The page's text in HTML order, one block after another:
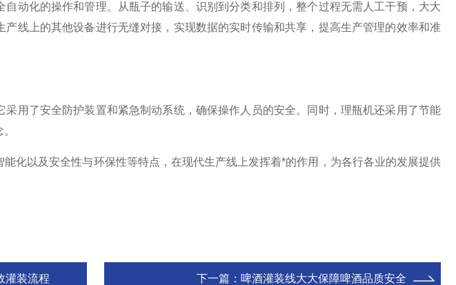
化的操作和管理。从瓶子的输送、识别到分类和排列，整个过程无需人工干预，大大
线上的其他设备进行无缝对接，实现数据的实时传输和共享，提高生产管理的效率和准
了安全防护装置和紧急制动系统，确保操作人员的安全。同时，理瓶机还采用了节能
以及安全性与环保性等特点，在现代生产线上发挥着*的作用，为各行各业的发展提供
灌装流程 下一篇： 啤酒灌装线大大保障啤酒品质安全